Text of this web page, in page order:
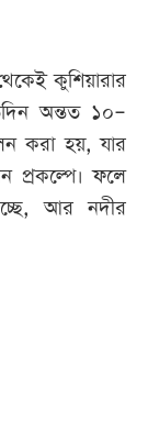
কুশিয়ারার
অন্তত ১০–
করা হয়, যার
প্রকল্পে। ফলে
আর নদীর